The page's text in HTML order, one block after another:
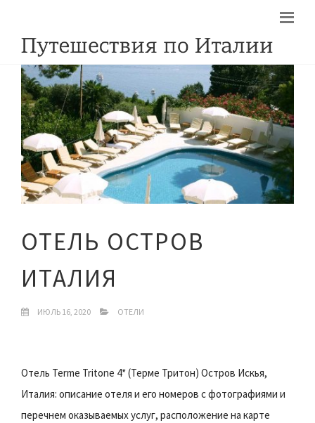
ОТЕЛЬ ОСТРОВ
ИТАЛИЯ
ИЮЛЬ 16, 2020 ОТЕЛИ
Отель Terme Tritone 4* (Терме Тритон) Остров Искья,
Италия: описание отеля и его номеров с фотографиями и
перечнем оказываемых услуг, расположение на карте